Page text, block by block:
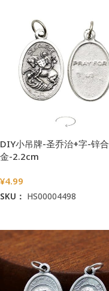
DIY小吊牌-圣乔治+字-锌合
金-2.2cm
¥4.99
SKU： HS00004498